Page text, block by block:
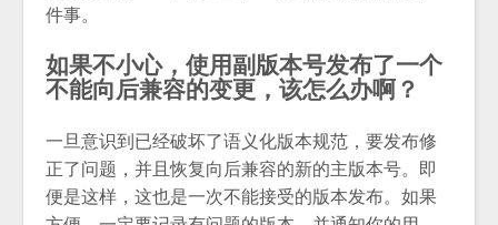
件事。
如果不小心，使用副版本号发布了一个
不能向后兼容的变更，该怎么办啊？
一旦意识到已经破坏了语义化版本规范，要发布修
正了问题，并且恢复向后兼容的新的主版本号。即
便是这样，这也是一次不能接受的版本发布。如果